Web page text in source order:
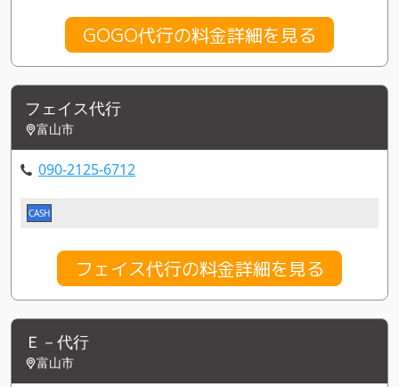
GOGO代行の料金詳細を見る
フェイス代行
富山市
090-2125-6712
CASH
フェイス代行の料金詳細を見る
Ｅ－代行
富山市